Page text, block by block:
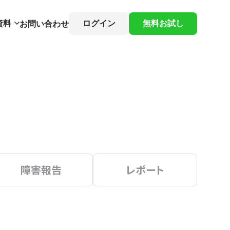
料 お問い合わせ ログイン 無料お試し
障害報告 レポート